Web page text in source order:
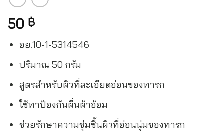
50 ฿
อย.10-1-5314546
ปริมาณ 50 กรัม
สูตรสำหรับผิวที่ละเอียดอ่อนของทารก
ใช้ทาป้องกันผื่นผ้าอ้อม
ช่วยรักษาความชุ่มชื้นผิวที่อ่อนนุ่มของทารก